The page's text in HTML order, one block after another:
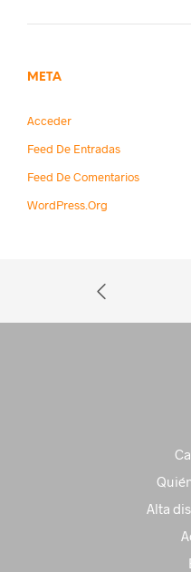
META
Acceder
Feed De Entradas
Feed De Comentarios
WordPress.org
Alta